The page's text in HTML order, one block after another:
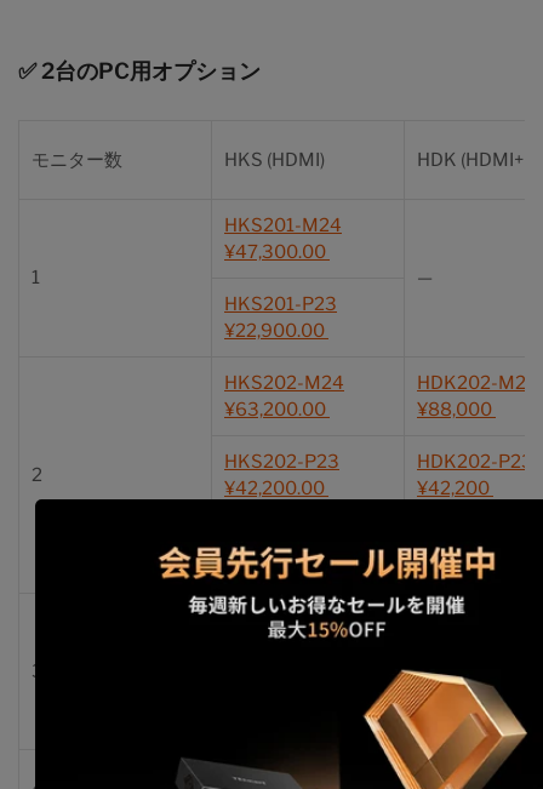
✅ 2台のPC用オプション
モニター数 HKS (HDMI) HDK
1
HKS201-M24
¥47,300.00
—
HKS201-P23
¥22,900.00
2
HKS202-M24
¥63,200.00
HDK202-M24
¥88,000
HKS202-P23
¥42,200.00
HDK202-P23
¥42,200
¥35,200.00
3
¥123,200
HDK204-P24